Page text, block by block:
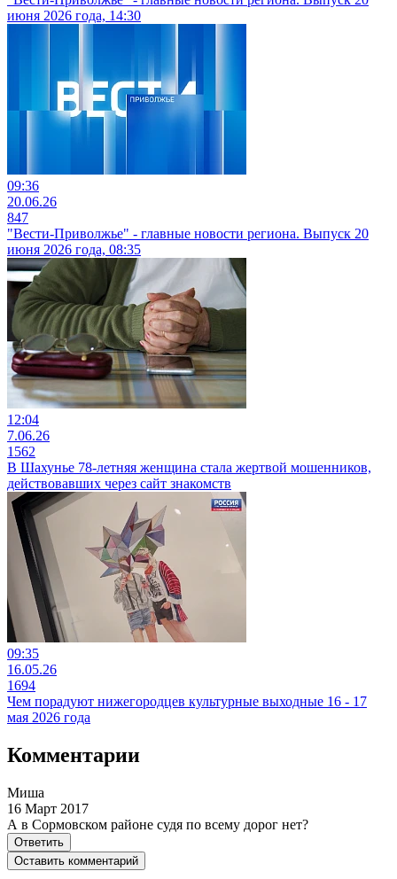
июня 2026 года, 14:30
09:36
20.06.26
847
"Вести-Приволжье" - главные новости региона. Выпуск 20
июня 2026 года, 08:35
12:04
7.06.26
1562
В Шахунье 78-летняя женщина стала жертвой мошенников,
действовавших через сайт знакомств
09:35
16.05.26
1694
Чем порадуют нижегородцев культурные выходные 16 - 17
мая 2026 года
Комментарии
Миша
16 Март 2017
А в Сормовском районе судя по всему дорог нет?
Ответить
Оставить комментарий